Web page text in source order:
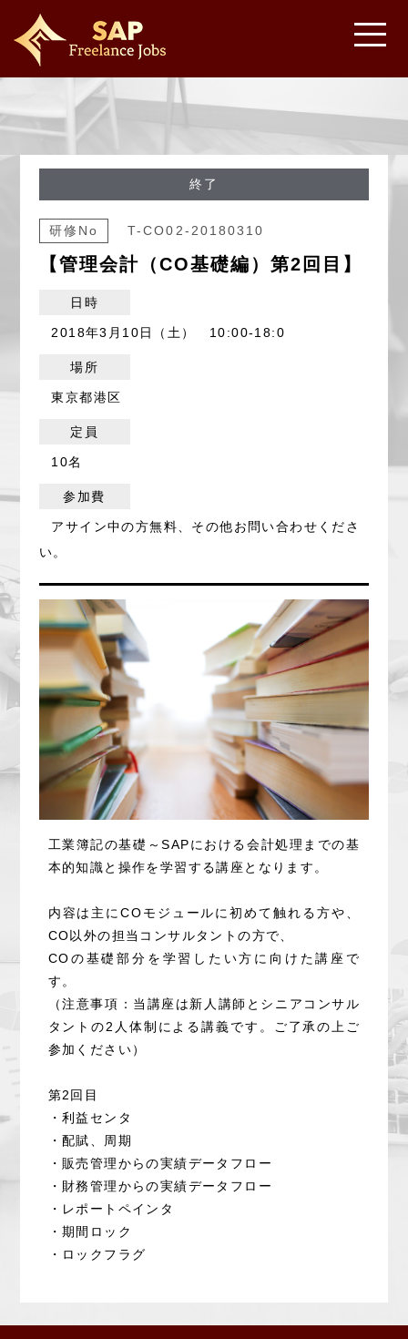
終了
研修No T-CO02-20180310
【管理会計（CO基礎編）第2回目】
日時
2018年3月10日（土） 10:00-18:0
場所
東京都港区
定員
10名
参加費
アサイン中の方無料、その他お問い合わせくださ
い。
工業簿記の基礎～SAPにおける会計処理までの基
本的知識と操作を学習する講座となります。
内容は主にCOモジュールに初めて触れる方や、
CO以外の担当コンサルタントの方で、
COの基礎部分を学習したい方に向けた講座で
す。
（注意事項：当講座は新人講師とシニアコンサル
タントの2人体制による講義です。ご了承の上ご
参加ください）
第2回目
・利益センタ
・配賦、周期
・販売管理からの実績データフロー
・財務管理からの実績データフロー
・レポートペインタ
・期間ロック
・ロックフラグ